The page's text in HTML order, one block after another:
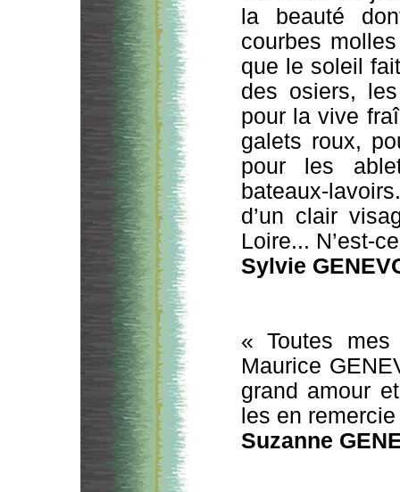
la beauté
courbes
que le soleil
des osiers,
pour la vive
galets roux,
pour les
bateaux-
d’un clair
Loire... N’est-
Sylvie
« Toutes
Maurice
grand amour
les en
Suzanne